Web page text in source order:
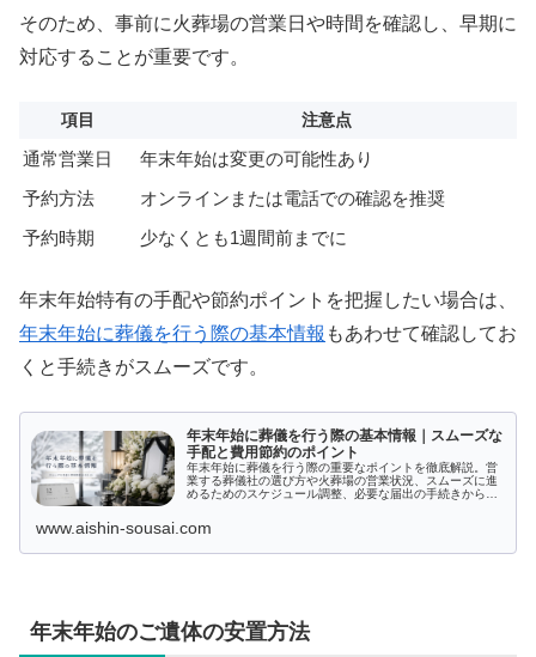
そのため、事前に火葬場の営業日や時間を確認し、早期に
対応することが重要です。
項目 注意点
通常営業日
年末年始は変更の可能性あり
予約方法
オンラインまたは電話での確認を推奨
予約時期
少なくとも1週間前までに
年末年始特有の手配や節約ポイントを把握したい場合は、
年末年始に葬儀を行う際の基本情報 もあわせて確認してお
くと手続きがスムーズです。
年末年始に葬儀を行う際の基本情報｜スムーズな
手配と費用節約のポイント
年末年始に葬儀を行う際の重要なポイントを徹底解説。営
業する葬儀社の選び方や火葬場の営業状況、スムーズに進
めるためのスケジュール調整、必要な届出の手続きから費
を送り出せるようサポートします。
www.aishin-sousai.com
年末年始のご遺体の安置方法